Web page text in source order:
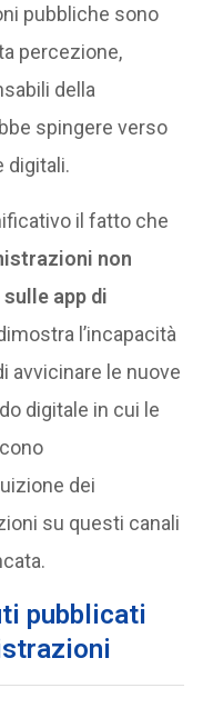
pubbliche sono
percezione,
della
spingere verso
digitali.
il fatto che
non
app di
l’incapacità
avvicinare le nuove
digitale in cui le
dei
su questi canali
pubblicati